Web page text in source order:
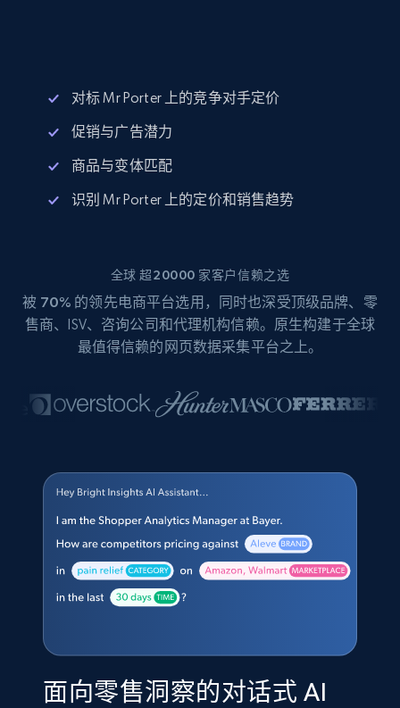
对标 Mr Porter 上的竞争对手定价
促销与广告潜力
商品与变体匹配
识别 Mr Porter 上的定价和销售趋势
全球 超20000 家客户信赖之选
被 70% 的领先电商平台选用，同时也深受顶级品牌、零
售商、ISV、咨询公司和代理机构信赖。原生构建于全球
最值得信赖的网页数据采集平台之上。
面向零售洞察的对话式 AI